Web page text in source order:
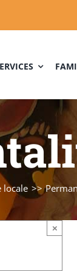
locale
×